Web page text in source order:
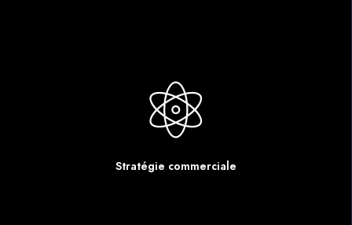
Stratégie commerciale